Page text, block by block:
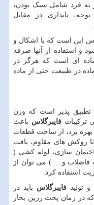
به فرد شامل سبک بودن،
پایداری در مقابل
این است که با اشکال و
و استفاده از آنها صرفه
ماده ای است که هرگز در
در طبیعت حتی از ماده
تطبیق پذیر است که وزن
ترکیباتفایبرگلاس باعث
بهره برد، از ساخت قطعات
تا روکش های مقاوم، بافت
سازی، لوله کشی (
فاضلاب و ... ) می توان از
استفاده کرد.
و تولیدفایبرگلاس باید در
در زمان پخت رزین بخار